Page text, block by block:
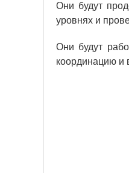
Они будут
уровнях и
Они будут
координацию и